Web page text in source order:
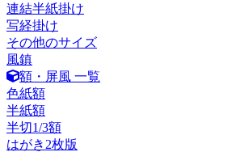
連結半紙掛け
写経掛け
その他のサイズ
風鎮
額・屏風 一覧
色紙額
半紙額
半切1/3額
はがき2枚版